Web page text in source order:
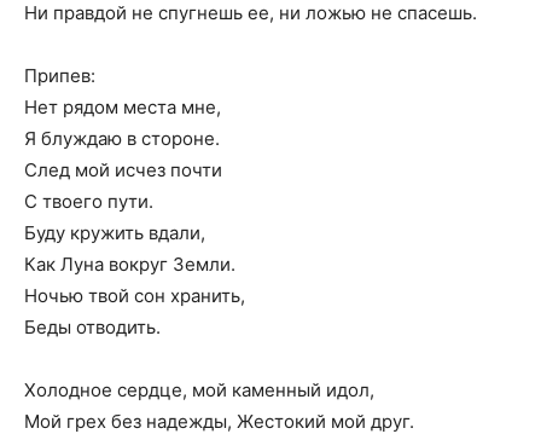
Ни правдой не спугнешь ее, ни ложью не спасешь.
Припев:
Нет рядом места мне,
Я блуждаю в стороне.
След мой исчез почти
С твоего пути.
Буду кружить вдали,
Как Луна вокруг Земли.
Ночью твой сон хранить,
Беды отводить.
Холодное сердце, мой каменный идол,
Мой грех без надежды, Жестокий мой друг.